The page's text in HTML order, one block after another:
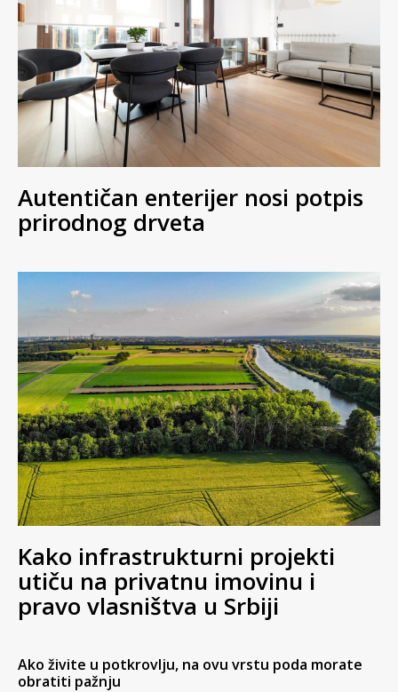
Autentičan enterijer nosi potpis
prirodnog drveta
Kako infrastrukturni projekti
utiču na privatnu imovinu i
pravo vlasništva u Srbiji
Ako živite u potkrovlju, na ovu vrstu poda morate
obratiti pažnju